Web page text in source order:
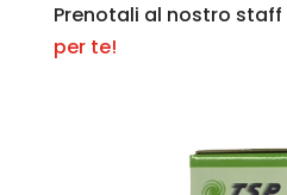
Prenotali al nostro staff
per te!